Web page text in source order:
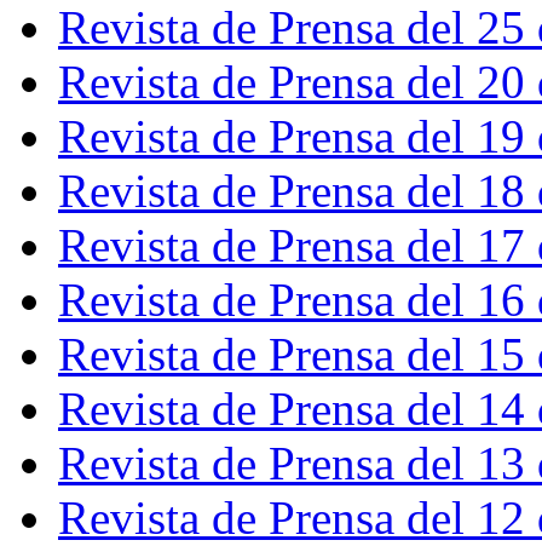
Revista de Prensa del
Revista de Prensa del
Revista de Prensa del
Revista de Prensa del
Revista de Prensa del
Revista de Prensa del
Revista de Prensa del
Revista de Prensa del
Revista de Prensa del
Revista de Prensa del